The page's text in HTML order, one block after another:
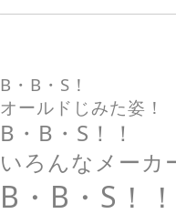
B・B・S！
オールドじみた姿！
B・B・S！！
いろんなメーカ
B・B・S！！